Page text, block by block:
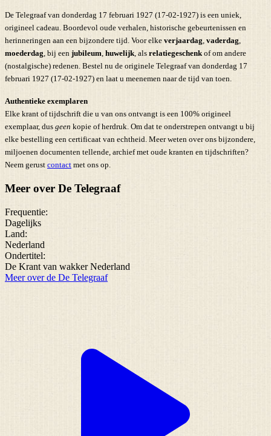
De Telegraaf van donderdag 17 februari 1927 (17-02-1927) is een uniek,
origineel cadeau. Boordevol oude verhalen, historische gebeurtenissen en
herinneringen aan een bijzondere tijd. Voor elke verjaardag vaderdag
moederdag , bij een jubileum huwelijk , als relatiegeschenk of om andere
(nostalgische) redenen. Bestel nu de originele Telegraaf van donderdag 17
februari 1927 (17-02-1927) en laat u meenemen naar de tijd van toen.
Authentieke exemplaren
Elke krant of tijdschrift die u van ons ontvangt is een 100% origineel
exemplaar, dus geen kopie of herdruk. Om dat te onderstrepen ontvangt u bij
elke bestelling een certificaat van echtheid. Meer weten over ons bijzondere,
miljoenen documenten tellende, archief met oude kranten en tijdschriften?
Neem gerust contact met ons op.
Meer over De Telegraaf
Frequentie:
Dagelijks
Land:
Nederland
Ondertitel:
De Krant van wakker Nederland
Meer over de De Telegraaf